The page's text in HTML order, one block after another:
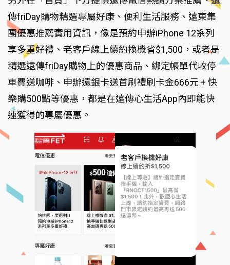
傳friDay購物精選專屬好康、便利生活服務、遠東集
團優惠推薦實用資訊，像是預約申辦iPhone 12系列
享多重好禮、老客戶線上續約換機省$1,500，或者是
精選遠傳friDay購物上的優惠商品、綁定帳單代收停
車費送咖啡、申辦遠銀卡送首刷禮刷卡金666元 + 快
樂購500點等優惠，都是在遠傳心生活App內即能快
速獲得的專屬優惠。